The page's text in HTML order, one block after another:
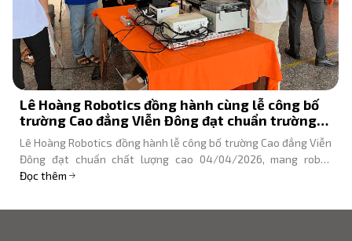
Chủ tịch Agribank trải nghiệm robot lễ tân
KEENON T10 tại chi nhánh Đông Hải Phòng
Chủ tịch HĐTV Agribank Tô Huy Vũ trải nghiệm robot lễ tân
KEENON T10 tại chi nhánh Đông Hải Phòng. Lê Hoàng Robotics
cung cấp giải pháp robot ngân hàng.
Đọc thêm